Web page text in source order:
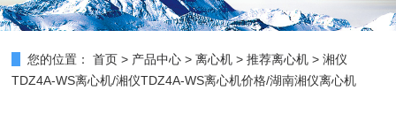
您的位置： 首页 > 产品中心 >离心机 >推荐离心机 > 湘仪
TDZ4A-WS离心机/湘仪TDZ4A-WS离心机价格/湖南湘仪离心机